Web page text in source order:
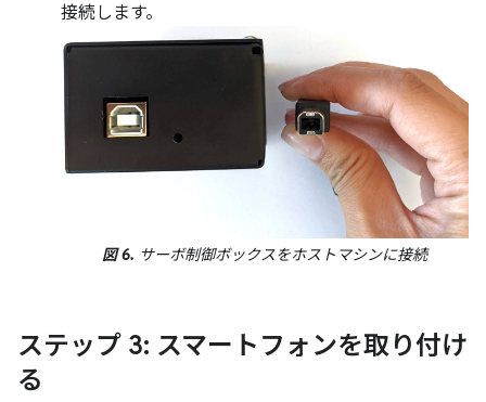
接続します。
図 6. サーボ制御ボックスをホストマシンに接続
ステップ 3: スマートフォンを取り付け
る